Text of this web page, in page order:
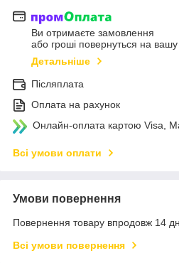
Ви отримаєте замовлення
або гроші повернуться на вашу
Детальніше
Післяплата
Оплата на рахунок
Онлайн-оплата картою Visa,
Всі умови оплати
Умови повернення
Повернення товару впродовж 14
Всі умови повернення